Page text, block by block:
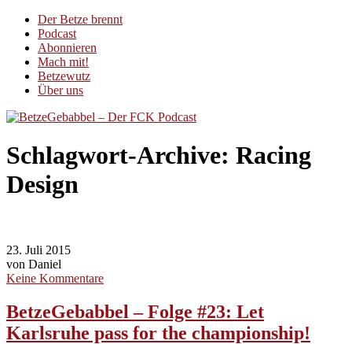
Der Betze brennt
Podcast
Abonnieren
Mach mit!
Betzewutz
Über uns
Schlagwort-Archive: Racing
Design
23. Juli 2015
von Daniel
Keine Kommentare
BetzeGebabbel – Folge #23: Let
Karlsruhe pass for the championship!